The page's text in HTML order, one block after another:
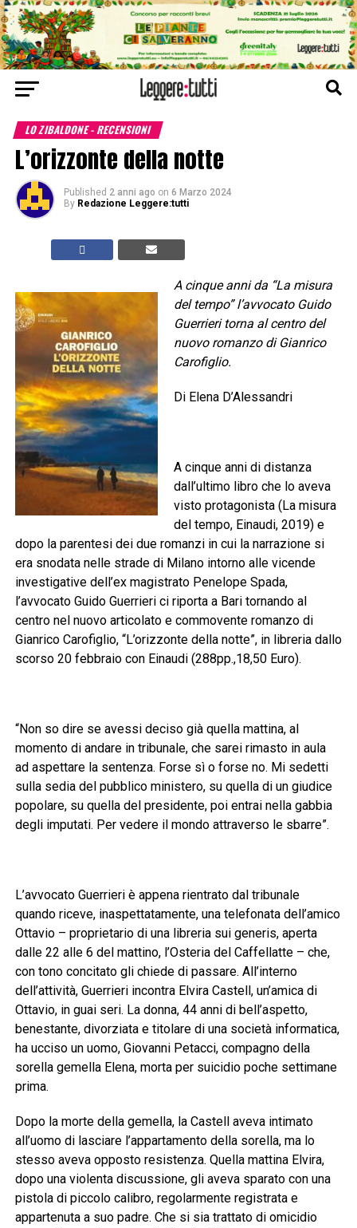
LO ZIBALDONE - RECENSIONI
L’orizzonte della notte
Published 2 anni ago on 6 Marzo 2024
By Redazione Leggere:tutti
A cinque anni da “La misura
del tempo” l’avvocato Guido
Guerrieri torna al centro del
nuovo romanzo di Gianrico
Carofiglio.
Di Elena D’Alessandri
A cinque anni di distanza
dall’ultimo libro che lo aveva
visto protagonista (La misura
del tempo, Einaudi, 2019) e
dopo la parentesi dei due romanzi in cui la narrazione si
era snodata nelle strade di Milano intorno alle vicende
investigative dell’ex magistrato Penelope Spada,
l’avvocato Guido Guerrieri ci riporta a Bari tornando al
centro nel nuovo articolato e commovente romanzo di
Gianrico Carofiglio, “L’orizzonte della notte”, in libreria dallo
scorso 20 febbraio con Einaudi (288pp.,18,50 Euro).
“Non so dire se avessi deciso già quella mattina, al
momento di andare in tribunale, che sarei rimasto in aula
ad aspettare la sentenza. Forse sì o forse no. Mi sedetti
sulla sedia del pubblico ministero, su quella di un giudice
popolare, su quella del presidente, poi entrai nella gabbia
degli imputati. Per vedere il mondo attraverso le sbarre”.
L’avvocato Guerrieri è appena rientrato dal tribunale
quando riceve, inaspettatamente, una telefonata dell’amico
Ottavio – proprietario di una libreria sui generis, aperta
dalle 22 alle 6 del mattino, l’Osteria del Caffellatte – che,
con tono concitato gli chiede di passare. All’interno
dell’attività, Guerrieri incontra Elvira Castell, un’amica di
Ottavio, in guai seri. La donna, 44 anni di bell’aspetto,
benestante, divorziata e titolare di una società informatica,
ha ucciso un uomo, Giovanni Petacci, compagno della
sorella gemella Elena, morta per suicidio poche settimane
prima.
Dopo la morte della gemella, la Castell aveva intimato
all’uomo di lasciare l’appartamento della sorella, ma lo
stesso aveva opposto resistenza. Quella mattina Elvira,
dopo una violenta discussione, gli aveva sparato con una
pistola di piccolo calibro, regolarmente registrata e
appartenuta a suo padre. Che si sia trattato di omicidio